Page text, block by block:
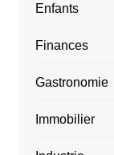
Enfants
Finances
Gastronomie
Immobilier